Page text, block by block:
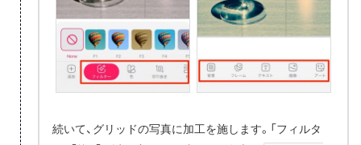
続いて、グリッドの写真に加工を施します。「フィルタ